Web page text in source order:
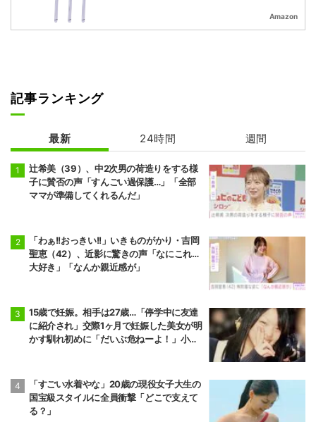
Amazon
記事ランキング
最新 24時間 週間
辻希美（39）、中2次男の荷造りをする様
子に賛否の声「すんごい過保護…」「全部
ママが準備してくれるんだ」
「わぁ!!おっきい!!」いきものがかり・吉岡
聖恵（42）、近影に驚きの声「なにこれ…
大好き」「なんか親近感が」
15歳で妊娠。相手は27歳…「停学中に友達
に紹介され」交際1ヶ月で妊娠した美女が明
かす馴れ初めに「だいぶ危ねーよ！」小森
「すごい水着やな」20歳の現役女子大生の
国宝級スタイルに全員衝撃「どこで支えて
る？」